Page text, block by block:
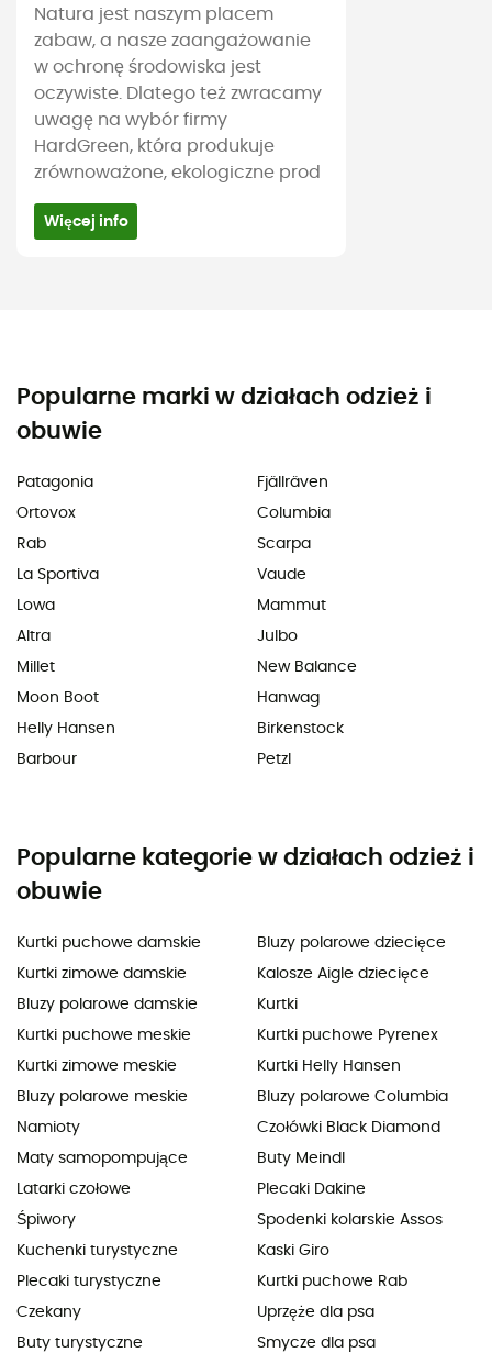
Natura jest naszym placem
zabaw, a nasze zaangażowanie
w ochronę środowiska jest
oczywiste. Dlatego też zwracamy
uwagę na wybór firmy
HardGreen, która produkuje
zrównoważone, ekologiczne prod
Więcej info
Popularne marki w działach odzież i
obuwie
Patagonia
Ortovox
Rab
La Sportiva
Lowa
Altra
Millet
Moon Boot
Helly Hansen
Barbour
Fjällräven
Columbia
Scarpa
Vaude
Mammut
Julbo
New Balance
Hanwag
Birkenstock
Petzl
Popularne kategorie w działach odzież i
obuwie
Kurtki puchowe damskie
Kurtki zimowe damskie
Bluzy polarowe damskie
Kurtki puchowe meskie
Kurtki zimowe meskie
Bluzy polarowe meskie
Namioty
Maty samopompujące
Latarki czołowe
Śpiwory
Kuchenki turystyczne
Plecaki turystyczne
Czekany
Buty turystyczne
Bluzy polarowe dziecięce
Kalosze Aigle dziecięce
Kurtki
Kurtki puchowe Pyrenex
Kurtki Helly Hansen
Bluzy polarowe Columbia
Czołówki Black Diamond
Buty Meindl
Plecaki Dakine
Spodenki kolarskie Assos
Kaski Giro
Kurtki puchowe Rab
Uprzęże dla psa
Smycze dla psa